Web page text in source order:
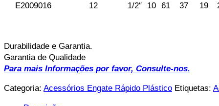
E2009016
12 1/2″ 10 61 37 19
Durabilidade e Garantia.
Garantia de Qualidade
Para mais Informações por favor, Consulte-nos.
Categoria: Acessórios Engate Rápido Plástico Etiquetas: